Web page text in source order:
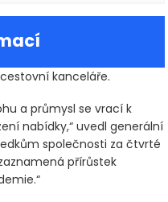
kanceláře.
a průmysl se vrací k
nabídky,“ uvedl generální
společnosti za čtvrté
přírůstek